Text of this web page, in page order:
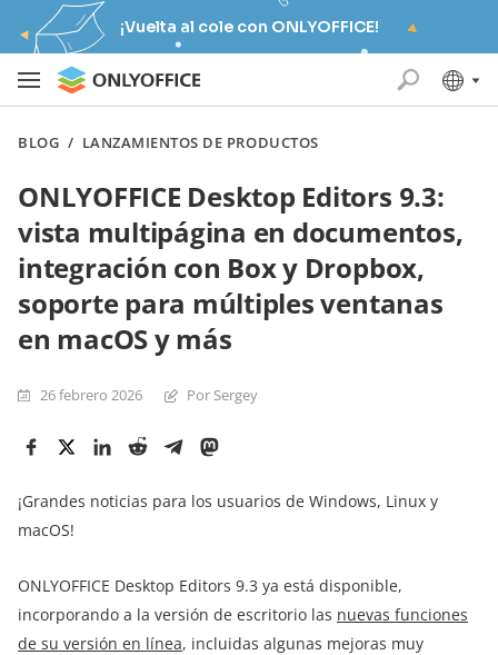
¡Vuelta al cole con ONLYOFFICE!
BLOG / LANZAMIENTOS DE PRODUCTOS
ONLYOFFICE Desktop Editors 9.3:
vista multipágina en documentos,
integración con Box y Dropbox,
soporte para múltiples ventanas
en macOS y más
26 febrero 2026 Por Sergey
¡Grandes noticias para los usuarios de Windows, Linux y
macOS!
ONLYOFFICE Desktop Editors 9.3 ya está disponible,
incorporando a la versión de escritorio las nuevas funciones
de su versión en línea, incluidas algunas mejoras muy